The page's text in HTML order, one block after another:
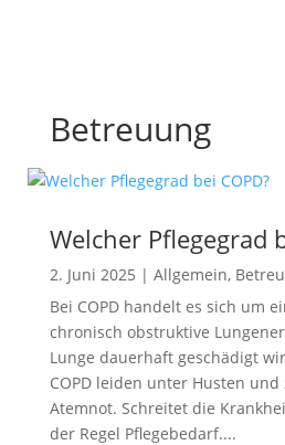
Betreuung
Welcher Pflegegrad
2. Juni 2025 | Allgemein,
Bei COPD handelt es sich um
chronisch obstruktive
Lunge dauerhaft geschädigt
COPD leiden unter Husten
Atemnot. Schreitet die
der Regel Pflegebedarf....